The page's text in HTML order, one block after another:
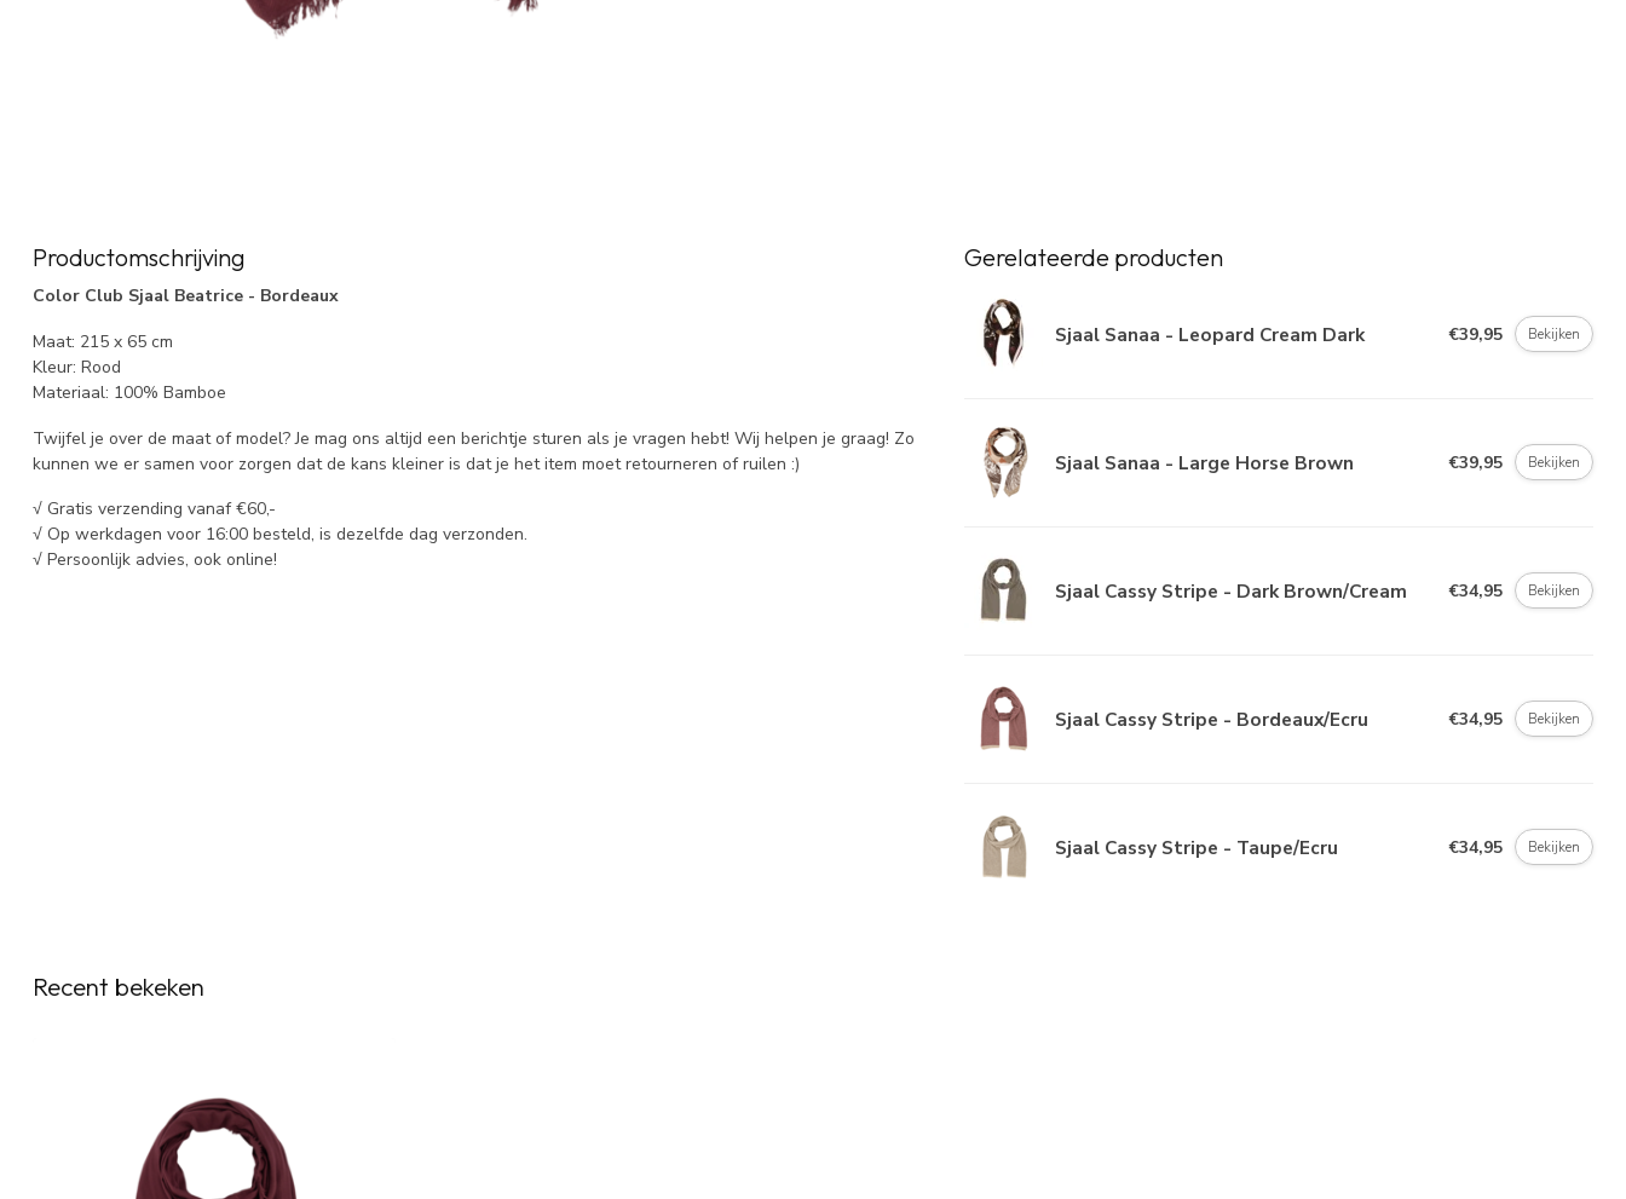
Productomschrijving
Color Club Sjaal Beatrice - Bordeaux
Maat: 215 x 65 cm
Kleur: Rood
Materiaal: 100% Bamboe
Twijfel je over de maat of model? Je mag ons altijd een berichtje sturen als je vragen hebt! Wij helpen je graag! Zo
kunnen we er samen voor zorgen dat de kans kleiner is dat je het item moet retourneren of ruilen :)
√ Gratis verzending vanaf €60,-
√ Op werkdagen voor 16:00 besteld, is dezelfde dag verzonden.
√ Persoonlijk advies, ook online!
Gerelateerde producten
Sjaal Sanaa - Leopard Cream Dark €39,95 Bekijken
Sjaal Sanaa - Large Horse Brown €39,95 Bekijken
Sjaal Cassy Stripe - Dark Brown/Cream €34,95 Bekijken
Sjaal Cassy Stripe - Bordeaux/Ecru €34,95 Bekijken
Sjaal Cassy Stripe - Taupe/Ecru €34,95 Bekijken
Recent bekeken